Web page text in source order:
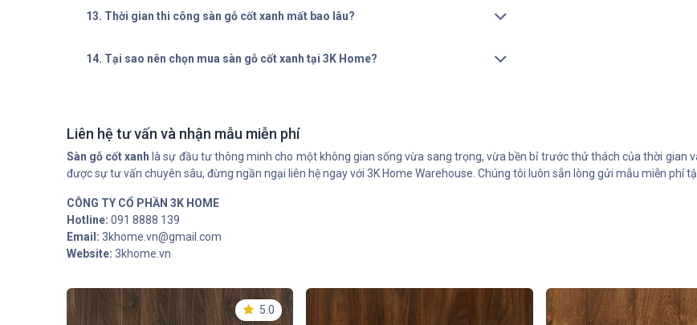
13. Thời gian thi công sàn gỗ cốt xanh mất bao lâu?
14. Tại sao nên chọn mua sàn gỗ cốt xanh tại 3K Home?
Liên hệ tư vấn và nhận mẫu miễn phí
Sàn gỗ cốt xanh là sự đầu tư thông minh cho một không gian sống vừa sang trọng, vừa bền bỉ trước thử thách của thời gian
được sự tư vấn chuyên sâu, đừng ngần ngại liên hệ ngay với 3K Home Warehouse. Chúng tôi luôn sẵn lòng gửi mẫu miễn phí
CÔNG TY CỔ PHẦN 3K HOME
Hotline: 091 8888 139
Email: 3khome.vn@gmail.com
Website: 3khome.vn
5.0